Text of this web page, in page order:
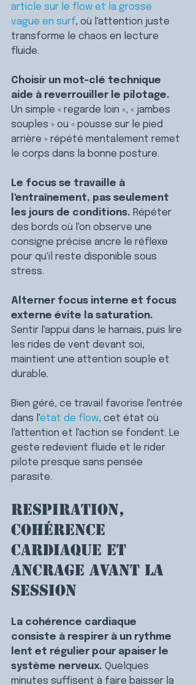
article sur le flow et la grosse
vague en surf, où l'attention juste
transforme le chaos en lecture
fluide.
Choisir un mot-clé technique
aide à reverrouiller le pilotage.
Un simple « regarde loin », « jambes
souples » ou « pousse sur le pied
arrière » répété mentalement remet
le corps dans la bonne posture.
Le focus se travaille à
l'entraînement, pas seulement
les jours de conditions. Répéter
des bords où l'on observe une
consigne précise ancre le réflexe
pour qu'il reste disponible sous
stress.
Alterner focus interne et focus
externe évite la saturation.
Sentir l'appui dans le harnais, puis lire
les rides de vent devant soi,
maintient une attention souple et
durable.
Bien géré, ce travail favorise l'entrée
dans l'état de flow, cet état où
l'attention et l'action se fondent. Le
geste redevient fluide et le rider
pilote presque sans pensée
parasite.
Respiration,
cohérence
cardiaque et
ancrage avant la
session
La cohérence cardiaque
consiste à respirer à un rythme
lent et régulier pour apaiser le
système nerveux. Quelques
minutes suffisent à faire baisser la